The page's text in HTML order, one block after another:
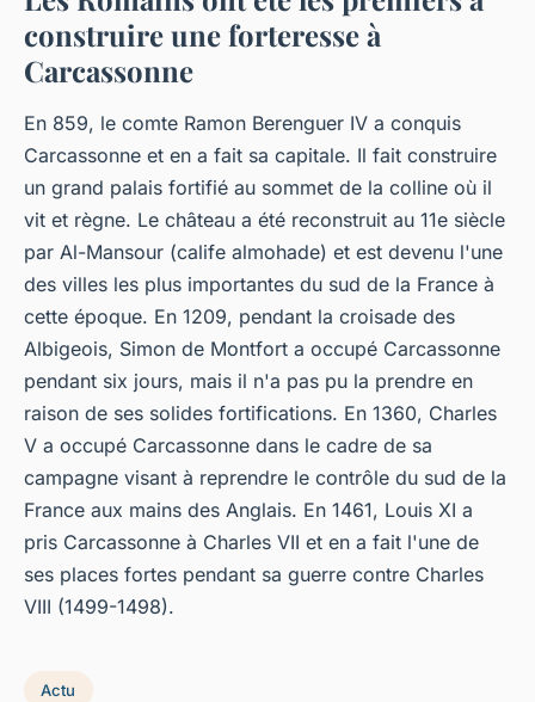
construire une forteresse à
Carcassonne
En 859, le comte Ramon Berenguer IV a conquis
Carcassonne et en a fait sa capitale. Il fait construire
un grand palais fortifié au sommet de la colline où il
vit et règne. Le château a été reconstruit au 11e siècle
par Al-Mansour (calife almohade) et est devenu l'une
des villes les plus importantes du sud de la France à
cette époque. En 1209, pendant la croisade des
Albigeois, Simon de Montfort a occupé Carcassonne
pendant six jours, mais il n'a pas pu la prendre en
raison de ses solides fortifications. En 1360, Charles
V a occupé Carcassonne dans le cadre de sa
campagne visant à reprendre le contrôle du sud de la
France aux mains des Anglais. En 1461, Louis XI a
pris Carcassonne à Charles VII et en a fait l'une de
ses places fortes pendant sa guerre contre Charles
VIII (1499-1498).
Actu